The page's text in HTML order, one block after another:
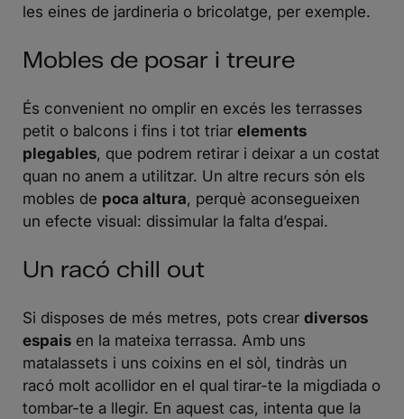
les eines de jardineria o bricolatge, per exemple.
Mobles de posar i treure
És convenient no omplir en excés les terrasses
petit o balcons i fins i tot triar elements
plegables, que podrem retirar i deixar a un costat
quan no anem a utilitzar. Un altre recurs són els
mobles de poca altura, perquè aconsegueixen
un efecte visual: dissimular la falta d’espai.
Un racó chill out
Si disposes de més metres, pots crear diversos
espais en la mateixa terrassa. Amb uns
matalassets i uns coixins en el sòl, tindràs un
racó molt acollidor en el qual tirar-te la migdiada o
tombar-te a llegir. En aquest cas, intenta que la